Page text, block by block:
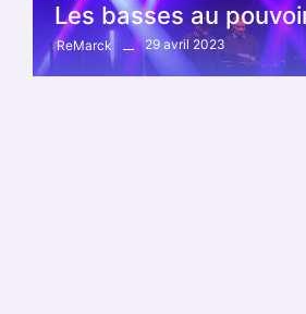
Les basses au
ReMarck 29 avril 2023